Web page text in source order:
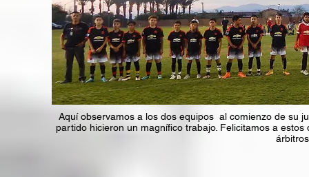
Aquí observamos a los dos equipos al comienzo de su
partido hicieron un magnífico trabajo. Felicitamos a